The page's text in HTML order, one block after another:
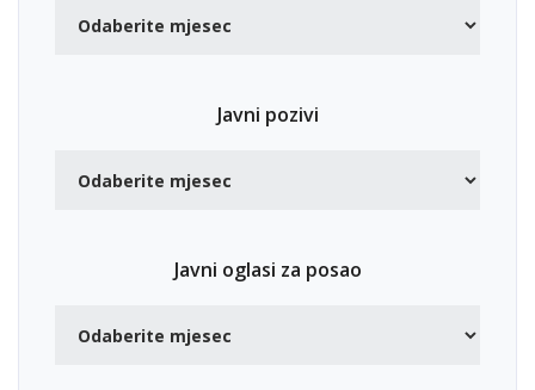
Javni pozivi
Javni oglasi za posao